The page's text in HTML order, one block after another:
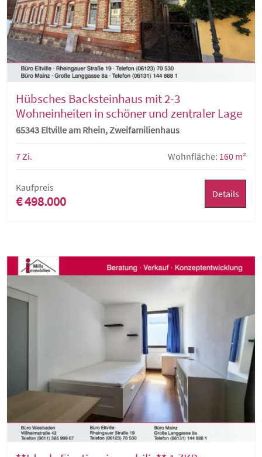
Hübsches Backsteinhaus mit 2-3
Wohneinheiten in schöner und zentraler Lage
65343 Eltville am Rhein, Zweifamilienhaus
7 Zi. Wohnfläche: 160 m²
Kaufpreis
€ 498.000 Details